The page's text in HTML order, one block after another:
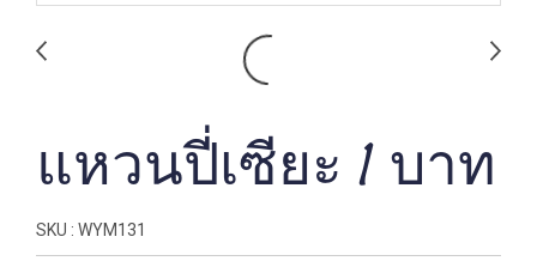
แหวนปี่เซียะ 1 บาท
SKU : WYM131